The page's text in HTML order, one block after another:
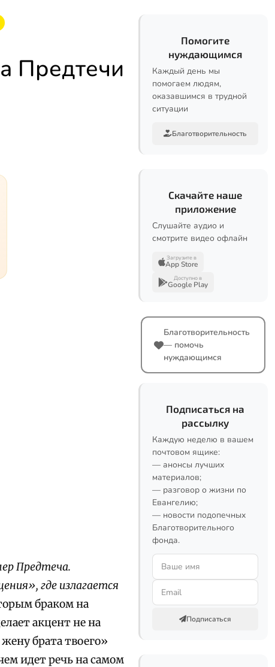
Предтечи
Предтеча.
где излагается
браком на
акцент не на
брата твоего»
идет речь на самом
Помогите
нуждающимся
Каждый день мы
помогаем людям,
оказавшимся в трудной
ситуации
Благотворительность
Скачайте наше
приложение
Слушайте аудио и
смотрите видео офлайн
Загрузите в
App Store
Доступно в
Google Play
Благотворительность
— помочь
нуждающимся
Подписаться на
рассылку
Каждую неделю в вашем
почтовом ящике:
— анонсы лучших
материалов;
— разговор о жизни по
Евангелию;
— новости подопечных
Благотворительного
фонда.
Подписаться